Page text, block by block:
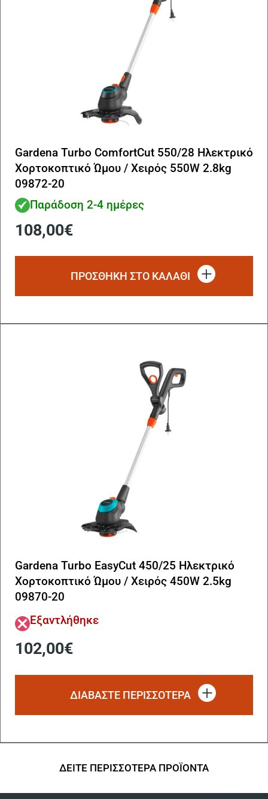
Gardena Turbo ComfortCut 550/28 Ηλεκτρικό
Χορτοκοπτικό Ώμου / Χειρός 550W 2.8kg
09872-20
Παράδοση 2-4 ημέρες
108,00€
ΠΡΟΣΘΗΚΗ ΣΤΟ ΚΑΛΑΘΙ
Gardena Turbo EasyCut 450/25 Ηλεκτρικό
Χορτοκοπτικό Ώμου / Χειρός 450W 2.5kg
09870-20
Εξαντλήθηκε
102,00€
ΔΙΑΒΆΣΤΕ ΠΕΡΙΣΣΌΤΕΡΑ
ΔΕΙΤΕ ΠΕΡΙΣΣΟΤΕΡΑ ΠΡΟΪΟΝΤΑ